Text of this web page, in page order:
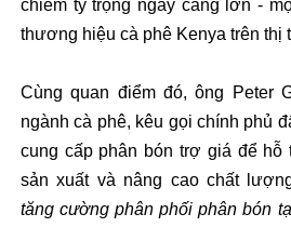
chiếm tỷ trọng ngày càng lớn - m
thương hiệu cà phê Kenya trên thị
Cùng quan điểm đó, ông Peter
ngành cà phê, kêu gọi chính phủ đ
cung cấp phân bón trợ giá để hỗ
sản xuất và nâng cao chất l ư
tăng cường phân phối phân bón t